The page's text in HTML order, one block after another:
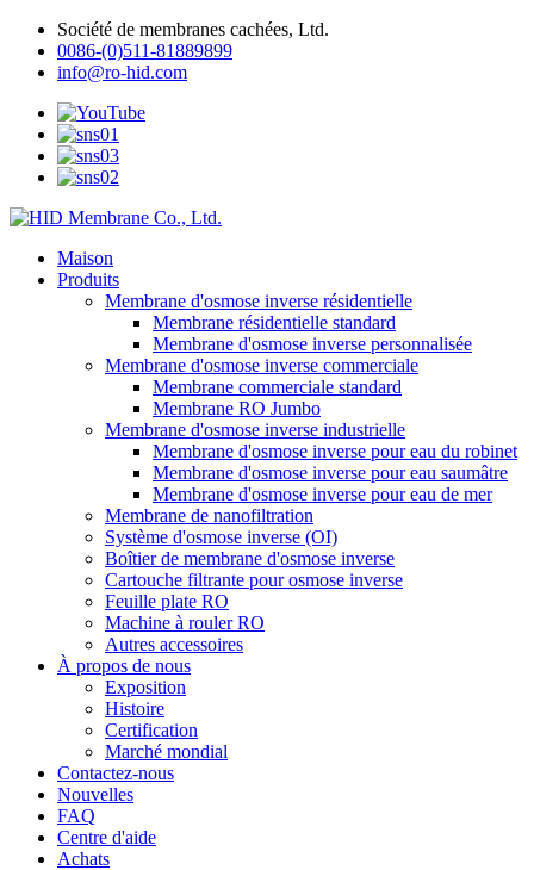
Société de membranes cachées, Ltd.
0086-(0)511-81889899
info@ro-hid.com
Maison
Produits
Membrane d'osmose inverse résidentielle
Membrane résidentielle standard
Membrane d'osmose inverse personnalisée
Membrane d'osmose inverse commerciale
Membrane commerciale standard
Membrane RO Jumbo
Membrane d'osmose inverse industrielle
Membrane d'osmose inverse pour eau du robinet
Membrane d'osmose inverse pour eau saumâtre
Membrane d'osmose inverse pour eau de mer
Membrane de nanofiltration
Système d'osmose inverse (OI)
Boîtier de membrane d'osmose inverse
Cartouche filtrante pour osmose inverse
Feuille plate RO
Machine à rouler RO
Autres accessoires
À propos de nous
Exposition
Histoire
Certification
Marché mondial
Contactez-nous
Nouvelles
FAQ
Centre d'aide
Achats